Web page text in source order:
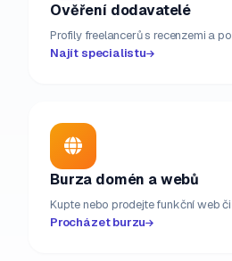
Ověření dodavatelé
Profily freelancerů s recenzemi a
Najít specialistu
Burza domén a webů
Kupte nebo prodejte funkční web
Procházet burzu